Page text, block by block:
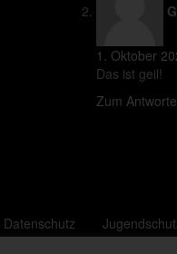
1. Oktober
Das ist geil!
Zum
Datenschutz